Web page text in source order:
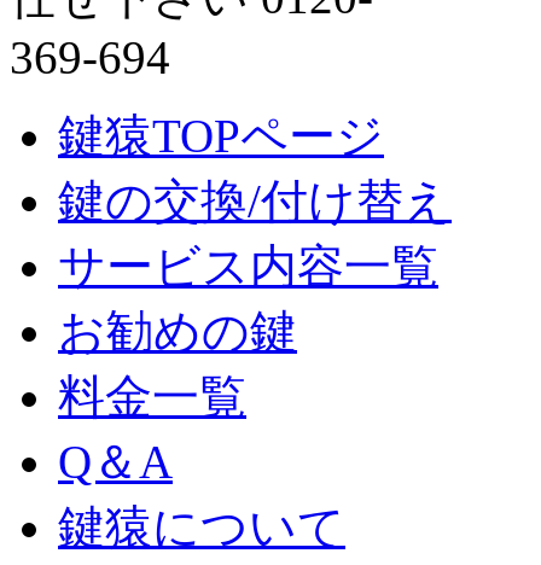
鍵猿TOPページ
鍵の交換/付け替え
サービス内容一覧
お勧めの鍵
料金一覧
Q＆A
鍵猿について